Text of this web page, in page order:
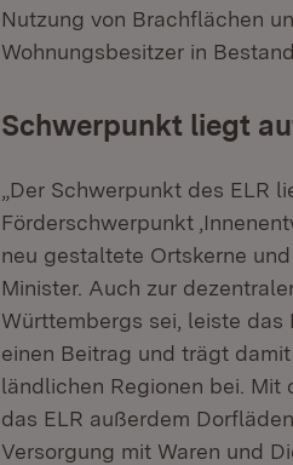
Nutzung von Brachflächen
Wohnungsbesitzer in
Schwerpunkt liegt
„Der Schwerpunkt des ELR
Förderschwerpunkt
neu gestaltete Ortskerne
Minister. Auch zur
Württembergs sei, leiste das
einen Beitrag und trägt
ländlichen Regionen bei. Mit
das ELR außerdem
Versorgung mit Waren und